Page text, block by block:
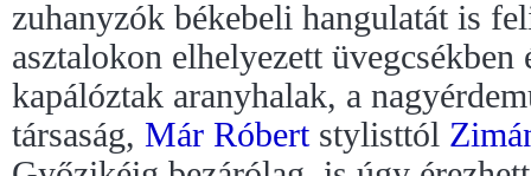
zuhanyzók békebeli hangulatát is
asztalokon elhelyezett üvegcsékben
kapálóztak aranyhalak, a
társaság, Már Róbertstylisttól